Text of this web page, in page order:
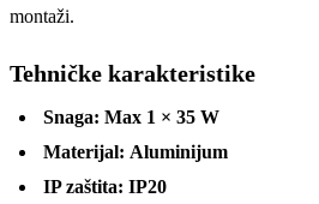
montaži.
Tehničke karakteristike
Snaga: Max 1 × 35 W
Materijal: Aluminijum
IP zaštita: IP20